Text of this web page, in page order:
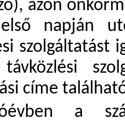
azon
napján
szolgáltatást
címe
a